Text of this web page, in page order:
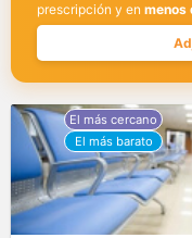
prescripción y en menos